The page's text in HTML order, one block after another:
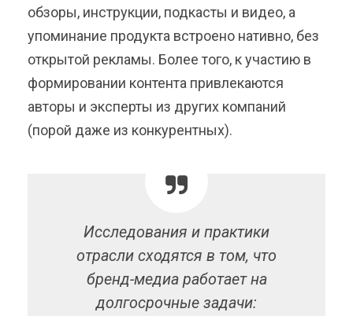
обзоры, инструкции, подкасты и видео, а
упоминание продукта встроено нативно, без
открытой рекламы. Более того, к участию в
формировании контента привлекаются
авторы и эксперты из других компаний
(порой даже из конкурентных).
Исследования и практики
отрасли сходятся в том, что
бренд-медиа работает на
долгосрочные задачи: